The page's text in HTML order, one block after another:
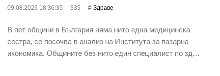
09.08.2026 18:36:35 335 Здраве
В пет общини в България няма нито една медицинска
сестра, се посочва в анализ на Института за пазарна
икономика. Общините без нито един специалист по зд…